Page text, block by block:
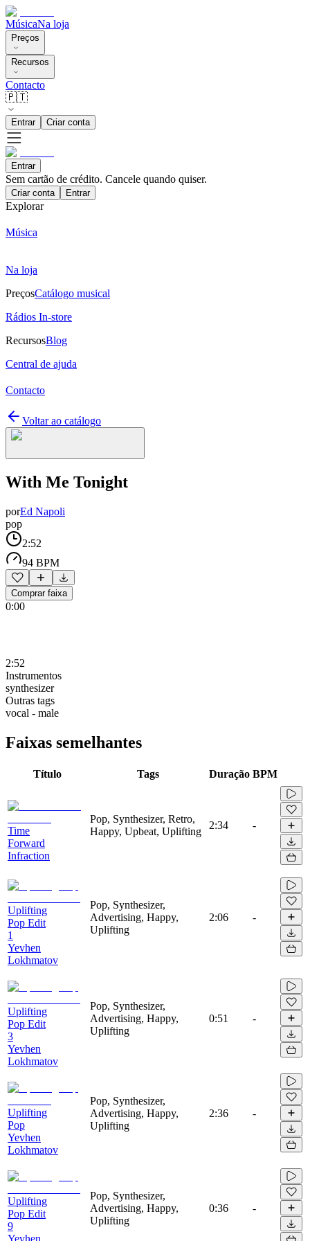
MúsicaNa loja
Preços
Recursos
Contacto
🇵🇹
Entrar Criar conta
Entrar
Sem cartão de crédito. Cancele quando quiser.
Criar conta Entrar
Explorar
Música
Na loja
PreçosCatálogo musical
Rádios In-store
RecursosBlog
Central de ajuda
Contacto
Voltar ao catálogo
With Me Tonight
porEd Napoli
pop
2:52
94 BPM
Comprar faixa
0:00
2:52
Instrumentos
synthesizer
Outras tags
vocal - male
Faixas semelhantes
Título Tags Duração BPM
Time
Forward
Infraction
Pop, Synthesizer, Retro,
Happy, Upbeat, Uplifting
2:34 -
Uplifting
Pop Edit
1
Yevhen
Lokhmatov
Pop, Synthesizer,
Advertising, Happy,
Uplifting
2:06 -
Uplifting
Pop Edit
3
Yevhen
Lokhmatov
Pop, Synthesizer,
Advertising, Happy,
Uplifting
0:51 -
Uplifting
Pop
Yevhen
Lokhmatov
Pop, Synthesizer,
Advertising, Happy,
Uplifting
2:36 -
Uplifting
Pop Edit
9
Yevhen
Pop, Synthesizer,
Advertising, Happy,
Uplifting
0:36 -